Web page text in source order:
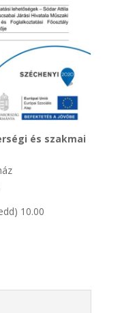
és szakmai
10.00